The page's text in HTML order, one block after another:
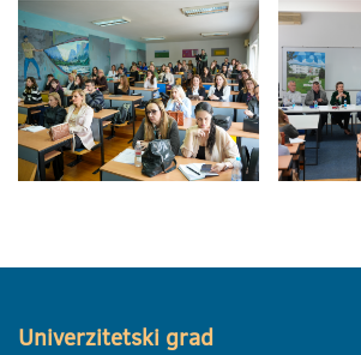
Univerzitetski grad